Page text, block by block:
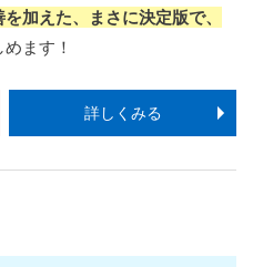
加えた、まさに決定版で、
ます！
詳しくみる